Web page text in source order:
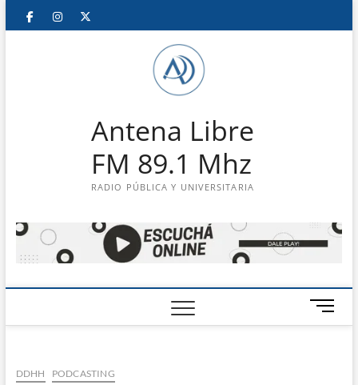
Saltar
FacebookInstagram
Antena Libre
FM 89.1 Mhz
RADIO PÚBLICA Y UNIVERSITARIA
B
o
DDHH PODCASTING